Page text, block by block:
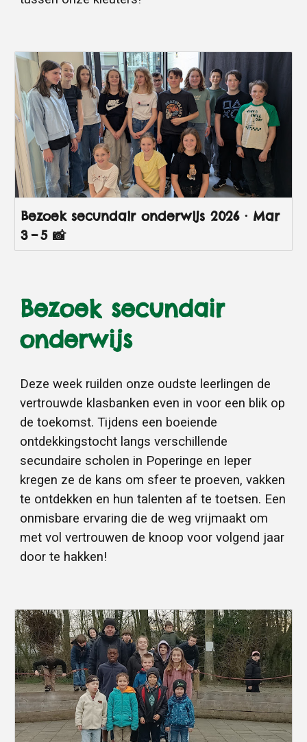
Bezoek secundair onderwijs 2026 · Mar
3 – 5 📸
Bezoek secundair
onderwijs
Deze week ruilden onze oudste leerlingen de
vertrouwde klasbanken even in voor een blik op
de toekomst. Tijdens een boeiende
ontdekkingstocht langs verschillende
secundaire scholen in Poperinge en Ieper
kregen ze de kans om sfeer te proeven, vakken
te ontdekken en hun talenten af te toetsen. Een
onmisbare ervaring die de weg vrijmaakt om
met vol vertrouwen de knoop voor volgend jaar
door te hakken!